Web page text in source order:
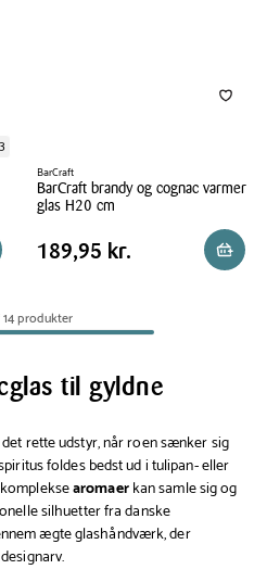
i butik
BarCraft
BarCraft brandy og cognac varmer
glas H20 cm
BarCraft
brandy
varmer
H20
cm
Pris
Pris 189,95 kr.
189,95 kr. Læg i
14 produkter
til gyldne
rette udstyr, når roen sænker sig
foldes bedst ud i tulipan- eller
aromaerkan samle sig og
silhuetter fra danske
ægte glashåndværk, der